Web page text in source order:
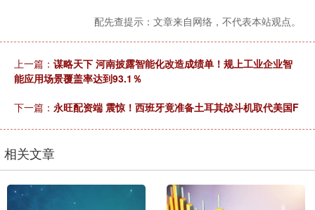
配先查提示：文章来自网络，不代表本站观点。
上一篇： 谋略天下 河南披露智能化改造成绩单！规上工业企业智
能应用场景覆盖率达到93.1％
下一篇： 永旺配资端 震惊！西班牙竟准备土耳其战斗机取代美国F
相关文章